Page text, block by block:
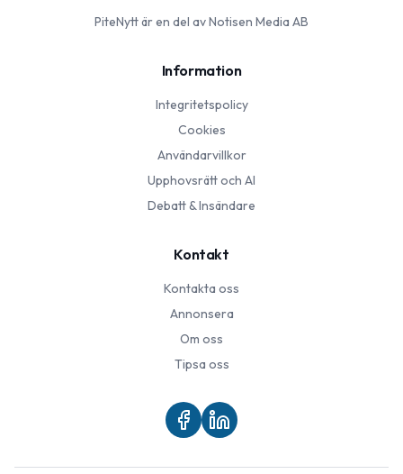
PiteNyttär en del av Notisen Media AB
Information
Integritetspolicy
Cookies
Användarvillkor
Upphovsrätt och AI
Debatt & Insändare
Kontakt
Kontakta oss
Annonsera
Om oss
Tipsa oss